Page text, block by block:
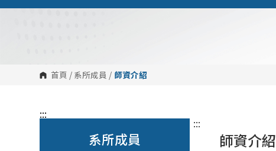
首頁 / 系所成員 / 師資介紹
:::
系所成員
:::
師資介紹